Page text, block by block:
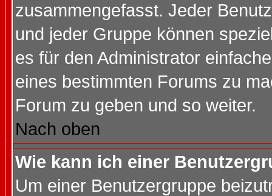
zusammengefasst. Jeder
und jeder Gruppe können
es für den Administrator
eines bestimmten Forums zu
Forum zu geben und so weiter.
Nach oben
Wie kann ich einer
Um einer Benutzergruppe